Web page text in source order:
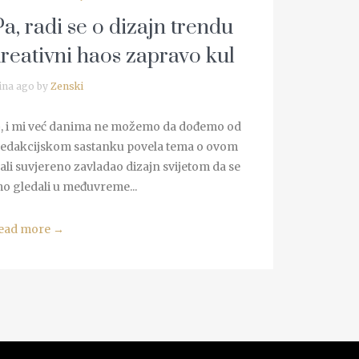
radi se o dizajn trendu
haos zapravo kul
ago byZenski
i mi već danima ne možemo da dođemo od
sastanku povela tema o ovom
suvjereno zavladao dizajn svijetom da se
gledali u međuvreme...
more →